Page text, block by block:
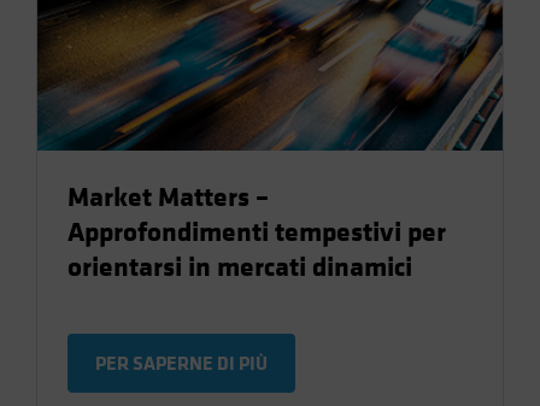
Market Matters –
Approfondimenti tempestivi per
orientarsi in mercati dinamici
PER SAPERNE DI PIÙ